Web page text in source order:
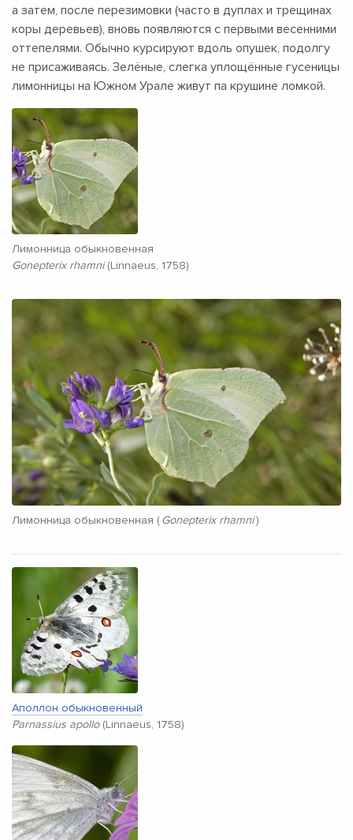
а затем, после перезимовки (часто в дуплах и трещинах
коры деревьев), вновь появляются с первыми весенними
оттепелями. Обычно курсируют вдоль опушек, подолгу
не присаживаясь. Зелёные, слегка уплощённые гусеницы
лимонницы на Южном Урале живут па крушине ломкой.
Лимонница обыкновенная
Gonepterix rhamni(Linnaeus, 1758)
Лимонница обыкновенная (Gonepterix rhamni )
Аполлон обыкновенный
Parnassius apollo(Linnaeus, 1758)